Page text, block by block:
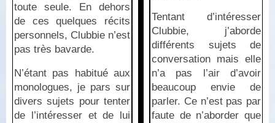
toute seule. En dehors
de ces quelques récits
personnels, Clubbie n’est
pas très bavarde.
N’étant pas habitué aux
monologues, je pars sur
divers sujets pour tenter
de l’intéresser et de lui
Tentant d’intéresser
Clubbie, j’aborde
différents sujets de
conversation mais elle
n’a pas l’air d’avoir
beaucoup envie de
parler. Ce n’est pas par
faute de n’aborder que